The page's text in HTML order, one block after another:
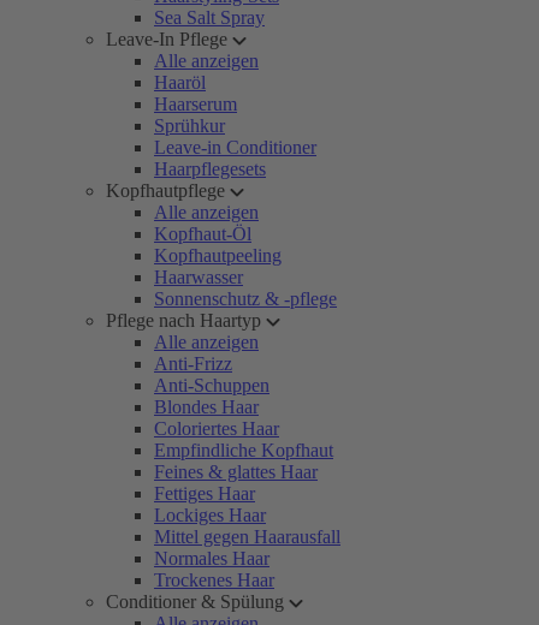
Sea Salt Spray
Leave-In Pflege
Alle anzeigen
Haaröl
Haarserum
Sprühkur
Leave-in Conditioner
Haarpflegesets
Kopfhautpflege
Alle anzeigen
Kopfhaut-Öl
Kopfhautpeeling
Haarwasser
Sonnenschutz & -pflege
Pflege nach Haartyp
Alle anzeigen
Anti-Frizz
Anti-Schuppen
Blondes Haar
Coloriertes Haar
Empfindliche Kopfhaut
Feines & glattes Haar
Fettiges Haar
Lockiges Haar
Mittel gegen Haarausfall
Normales Haar
Trockenes Haar
Conditioner & Spülung